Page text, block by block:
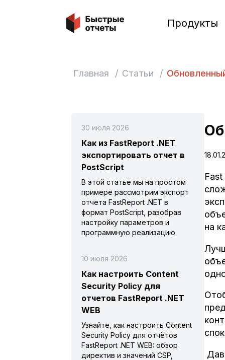
Быстрые отчеты Продукты
Главная / Статьи /
на
30 июля 2026
Как из FastReport .NET
экспортировать отчет в
PostScript
В этой статье мы на простом
примере рассмотрим экспорт
отчета FastReport .NET в
формат PostScript, разобрав
настройку параметров и
программную реализацию.
10 июля 2026
Как настроить Content
Security Policy для
отчетов FastReport .NET
WEB
Узнайте, как настроить Content
Security Policy для отчётов
FastReport .NET WEB: обзор
директив и значений CSP,